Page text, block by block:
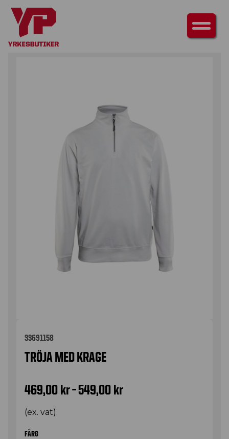
HEM ÖVERDELAR
33691158
TRÖJA MED KRAGE
469,00 kr–549,00 krPrisintervall: 469,00
(ex. vat)
FÄRG